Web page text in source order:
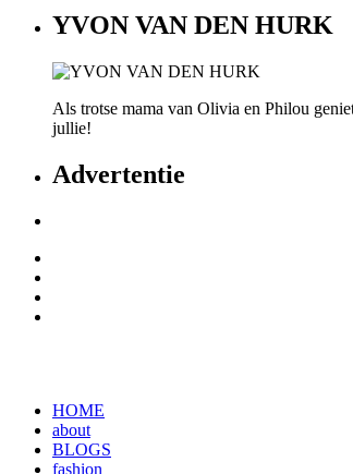
YVON VAN DEN HURK
Als trotse mama van Olivia en Philou
jullie!
Advertentie
HOME
about
BLOGS
fashion